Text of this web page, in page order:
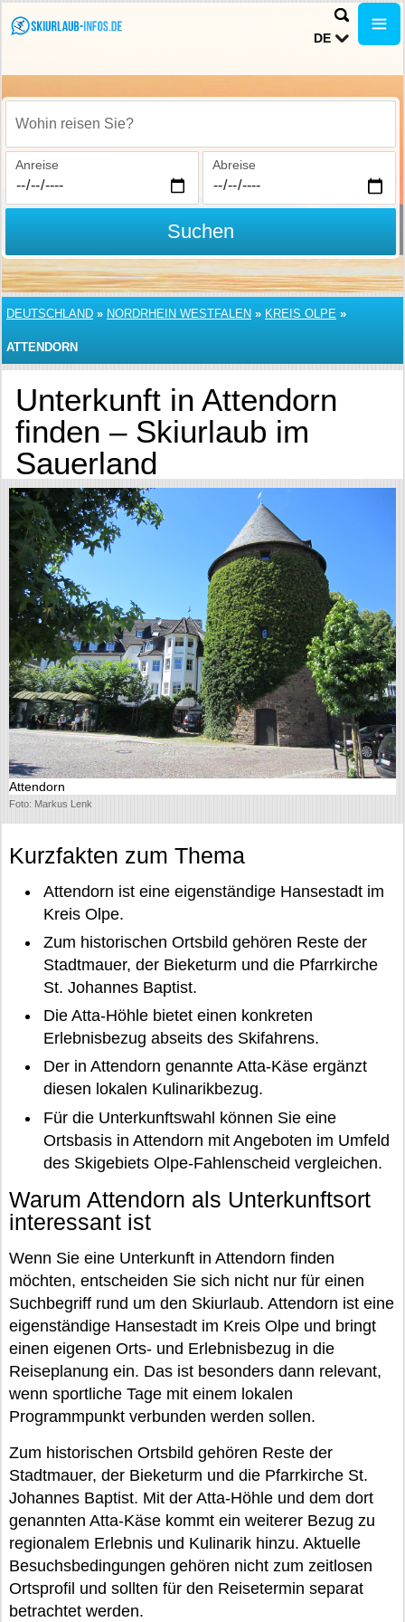
DE
Wohin reisen Sie?
Anreise Abreise
Suchen
DEUTSCHLAND » NORDRHEIN WESTFALEN » KREIS OLPE »
ATTENDORN
Unterkunft in Attendorn
finden – Skiurlaub im
Sauerland
Attendorn
Foto: Markus Lenk
Kurzfakten zum Thema
Attendorn ist eine eigenständige Hansestadt im
Kreis Olpe.
Zum historischen Ortsbild gehören Reste der
Stadtmauer, der Bieketurm und die Pfarrkirche
St. Johannes Baptist.
Die Atta-Höhle bietet einen konkreten
Erlebnisbezug abseits des Skifahrens.
Der in Attendorn genannte Atta-Käse ergänzt
diesen lokalen Kulinarikbezug.
Für die Unterkunftswahl können Sie eine
Ortsbasis in Attendorn mit Angeboten im Umfeld
des Skigebiets Olpe-Fahlenscheid vergleichen.
Warum Attendorn als Unterkunftsort
interessant ist
Wenn Sie eine Unterkunft in Attendorn finden
möchten, entscheiden Sie sich nicht nur für einen
Suchbegriff rund um den Skiurlaub. Attendorn ist eine
eigenständige Hansestadt im Kreis Olpe und bringt
einen eigenen Orts- und Erlebnisbezug in die
Reiseplanung ein. Das ist besonders dann relevant,
wenn sportliche Tage mit einem lokalen
Programmpunkt verbunden werden sollen.
Zum historischen Ortsbild gehören Reste der
Stadtmauer, der Bieketurm und die Pfarrkirche St.
Johannes Baptist. Mit der Atta-Höhle und dem dort
genannten Atta-Käse kommt ein weiterer Bezug zu
regionalem Erlebnis und Kulinarik hinzu. Aktuelle
Besuchsbedingungen gehören nicht zum zeitlosen
Ortsprofil und sollten für den Reisetermin separat
betrachtet werden.